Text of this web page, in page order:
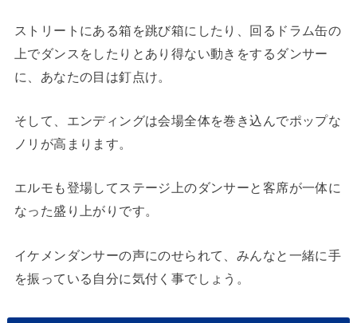
ストリートにある箱を跳び箱にしたり、回るドラム缶の
上でダンスをしたりとあり得ない動きをするダンサー
に、あなたの目は釘点け。
そして、エンディングは会場全体を巻き込んでポップな
ノリが高まります。
エルモも登場してステージ上のダンサーと客席が一体に
なった盛り上がりです。
イケメンダンサーの声にのせられて、みんなと一緒に手
を振っている自分に気付く事でしょう。